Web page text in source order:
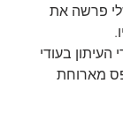
פרשה את
העיתון בעודי
מארוחת